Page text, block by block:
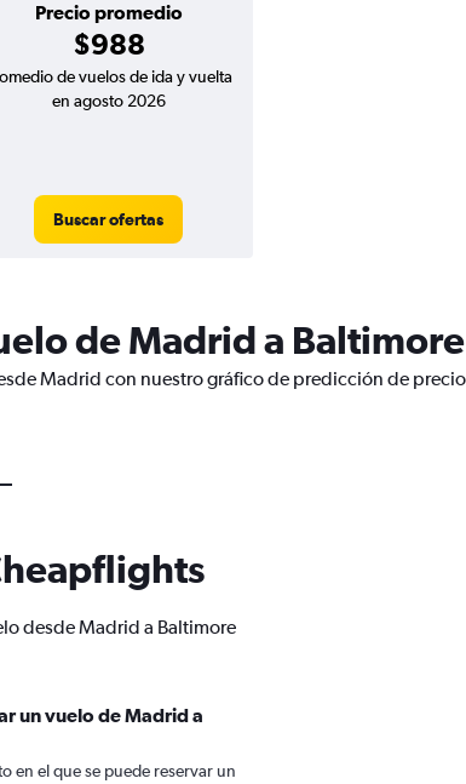
Precio promedio
$988
de vuelos de ida y vuelta
en agosto 2026
Buscar ofertas
de Madrid a Baltimore
Madrid con nuestro gráfico de predicción de
desde Madrid a Baltimore
un vuelo de Madrid a
en el que se puede reservar un